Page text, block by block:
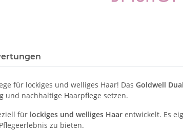
für lockiges und welliges Haar! Das Goldwell
und nachhaltige Haarpflege setzen.
für lockiges und welliges Haar entwickelt. Es
zu bieten.